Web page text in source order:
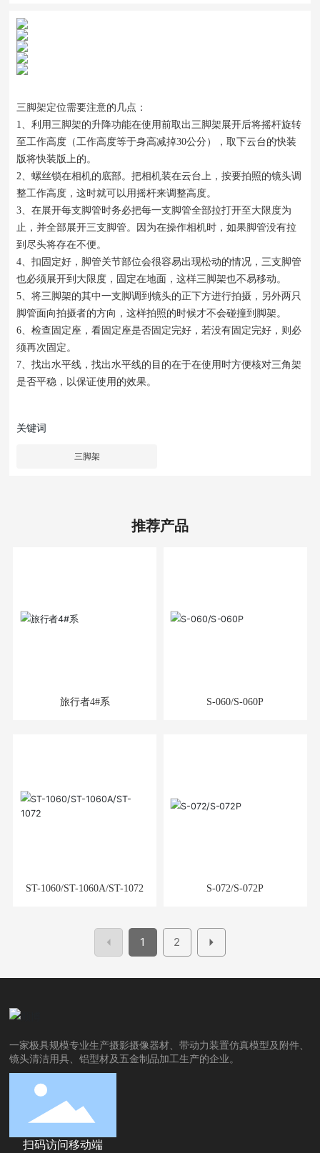
三脚架定位需要注意的几点：
1、利用三脚架的升降功能在使用前取出三脚架展开后将摇杆旋转
至工作高度（工作高度等于身高减掉30公分），取下云台的快装
版将快装版上的。
2、螺丝锁在相机的底部。把相机装在云台上，按要拍照的镜头调
整工作高度，这时就可以用摇杆来调整高度。
3、在展开每支脚管时务必把每一支脚管全部拉打开至大限度为
止，并全部展开三支脚管。因为在操作相机时，如果脚管没有拉
到尽头将存在不便。
4、扣固定好，脚管关节部位会很容易出现松动的情况，三支脚管
也必须展开到大限度，固定在地面，这样三脚架也不易移动。
5、将三脚架的其中一支脚调到镜头的正下方进行拍摄，另外两只
脚管面向拍摄者的方向，这样拍照的时候才不会碰撞到脚架。
6、检查固定座，看固定座是否固定完好，若没有固定完好，则必
须再次固定。
7、找出水平线，找出水平线的目的在于在使用时方便核对三角架
是否平稳，以保证使用的效果。
关键词
三脚架
推荐产品
旅行者4#系 S-060/S-060P
ST-1060/ST-1060A/ST-1072 S-072/S-072P
1 2
一家极具规模专业生产摄影摄像器材、带动力装置仿真模型及附件、
镜头清洁用具、铝型材及五金制品加工生产的企业。
扫码访问移动端